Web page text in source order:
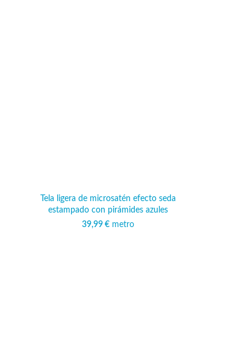
Tela ligera de microsatén efecto seda
estampado con pirámides azules
39,99 € metro